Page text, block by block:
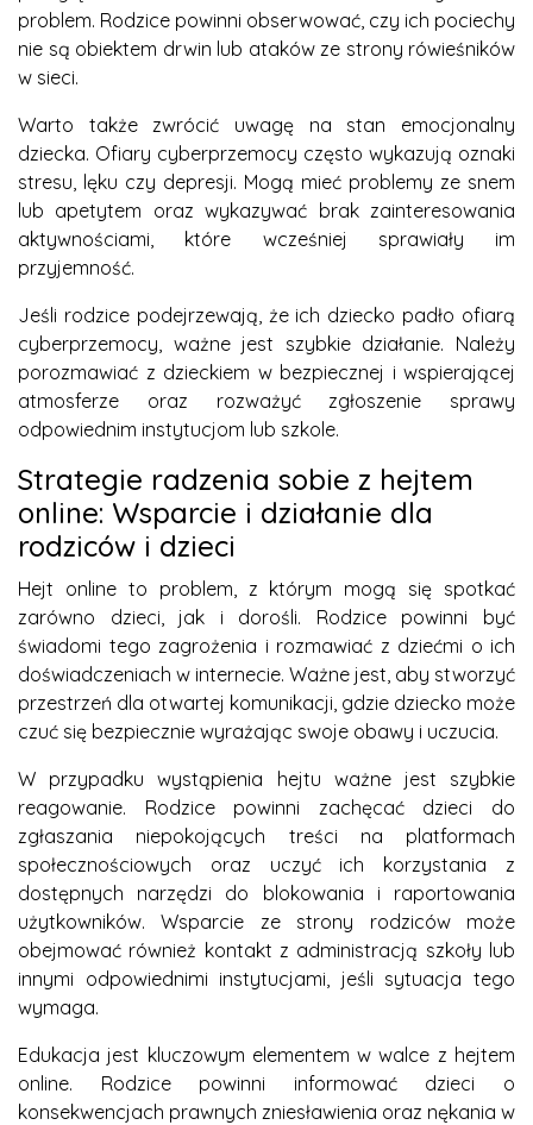
problem. Rodzice powinni obserwować, czy ich pociechy
nie są obiektem drwin lub ataków ze strony rówieśników
w sieci.
Warto także zwrócić uwagę na stan emocjonalny
dziecka. Ofiary cyberprzemocy często wykazują oznaki
stresu, lęku czy depresji. Mogą mieć problemy ze snem
lub apetytem oraz wykazywać brak zainteresowania
aktywnościami, które wcześniej sprawiały im
przyjemność.
Jeśli rodzice podejrzewają, że ich dziecko padło ofiarą
cyberprzemocy, ważne jest szybkie działanie. Należy
porozmawiać z dzieckiem w bezpiecznej i wspierającej
atmosferze oraz rozważyć zgłoszenie sprawy
odpowiednim instytucjom lub szkole.
Strategie radzenia sobie z hejtem
online: Wsparcie i działanie dla
rodziców i dzieci
Hejt online to problem, z którym mogą się spotkać
zarówno dzieci, jak i dorośli. Rodzice powinni być
świadomi tego zagrożenia i rozmawiać z dziećmi o ich
doświadczeniach w internecie. Ważne jest, aby stworzyć
przestrzeń dla otwartej komunikacji, gdzie dziecko może
czuć się bezpiecznie wyrażając swoje obawy i uczucia.
W przypadku wystąpienia hejtu ważne jest szybkie
reagowanie. Rodzice powinni zachęcać dzieci do
zgłaszania niepokojących treści na platformach
społecznościowych oraz uczyć ich korzystania z
dostępnych narzędzi do blokowania i raportowania
użytkowników. Wsparcie ze strony rodziców może
obejmować również kontakt z administracją szkoły lub
innymi odpowiednimi instytucjami, jeśli sytuacja tego
wymaga.
Edukacja jest kluczowym elementem w walce z hejtem
online. Rodzice powinni informować dzieci o
konsekwencjach prawnych zniesławienia oraz nękania w